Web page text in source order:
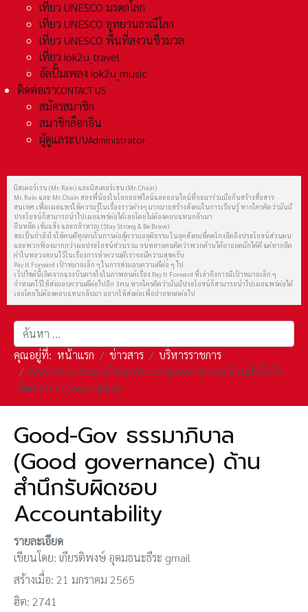
เที่ยว UNESCO มรดกโลก
เที่ยว UNESCO อุทยานธรณีโลก
เที่ยว UNESCO พื้นที่สงวนชีวมวล
เที่ยว iok2u_travel
อัลปั้มเพลง iok2u_music
ติดต่อเราCONTACT US
สมัครสมาชิก
สมาชิกล็อกอิน
ผู้ดูแลระบบAdministrator
มิสเตอร์เรน (Mr. Rain) และมิสเตอร์เชน (Mr. Chain)
Mr. Rain และ Mr. Chain สองพี่น้องในโลกออฟไลน์และออนไลน์ที่จะมาร่วมมือกันสร้างสื่อสาร
สนเทศ เพื่อเผยแพร่ให้ความรู้ในเรื่องราวต่างๆ มากมายสร้างสังคมในการเรียนรู้ หากใครคิดว่ามันมี
ประโยชน์ก็สามารถนำไปเผยแพร่ต่อได้เลยโดยไม่ต้องตอบแทนกลับมา
ยืนหยัด เข้มแข็ง และกล้าหาญ (Stay Strong & Be Brave)
ขอเป็นกำลังใจให้คนดีทุกคนในการต่อสู้ความอยุติธรรม ในยุคสังคมที่คดโกงยึดถึงประโยชน์ส่วนตน
และพวกฟ้องมากกว่าผลประโยชน์ส่วนรวม จนหลายคนคิดว่าพวกด้านได้อายอดมักได้ดี แต่หากยึด
คำในหลวงสอนไว้ในเรื่องการทำความดีเราจะมีความสุขครับ
Pay It Forward เป้าหมายเล็ก ๆ ในการส่งมอบความดีต่อ ๆ ไป
เว็ปไซต์นี้เกิดจากแรงบันดาลใจในภาพยนต์เรื่อง Pay It Forward ที่เล่าถึงการมีเป้าหมายเล็ก ๆ
กำหนดไว้ให้ส่งมอบความดีต่อไปอีก 3 คน หากใครคิดว่ามันมีประโยชน์ก็สามารถนำไปเผยแพร่ต่อได้
เลยโดยไม่ต้องตอบแทนกลับมา อยากให้ส่งต่อเพื่อถ่ายทอดต่อไป
การค้นหา
คุณอยู่ที่: หน้าแรก ข่าวสาร
บริหารราชการ
Good-Gov ธรรมาภิบาล (Good governance) ด้านสำนึกรับ
ผิดชอบ Accountability
Good-Gov ธรรมาภิบาล
(Good governance) ด้าน
สำนึกรับผิดชอบ
Accountability
รายละเอียด
เขียนโดย: เกียรติพงษ์ อุดมธนะธีระ gmail
สร้างเมื่อ: 21 มกราคม 2565
ฮิต: 2741